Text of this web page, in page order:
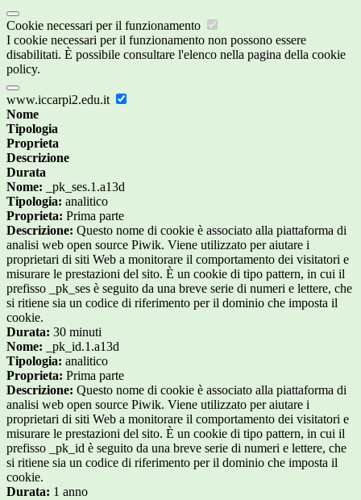
Cookie necessari per il funzionamento
I cookie necessari per il funzionamento non possono essere
disabilitati. È possibile consultare l'elenco nella pagina della cookie
policy.
www.iccarpi2.edu.it
Nome
Tipologia
Proprieta
Descrizione
Durata
Nome: _pk_ses.1.a13d
Tipologia: analitico
Proprieta: Prima parte
Descrizione: Questo nome di cookie è associato alla piattaforma di
analisi web open source Piwik. Viene utilizzato per aiutare i
proprietari di siti Web a monitorare il comportamento dei visitatori e
misurare le prestazioni del sito. È un cookie di tipo pattern, in cui il
prefisso _pk_ses è seguito da una breve serie di numeri e lettere, che
si ritiene sia un codice di riferimento per il dominio che imposta il
cookie.
Durata: 30 minuti
Nome: _pk_id.1.a13d
Tipologia: analitico
Proprieta: Prima parte
Descrizione: Questo nome di cookie è associato alla piattaforma di
analisi web open source Piwik. Viene utilizzato per aiutare i
proprietari di siti Web a monitorare il comportamento dei visitatori e
misurare le prestazioni del sito. È un cookie di tipo pattern, in cui il
prefisso _pk_id è seguito da una breve serie di numeri e lettere, che
si ritiene sia un codice di riferimento per il dominio che imposta il
cookie.
Durata: 1 anno